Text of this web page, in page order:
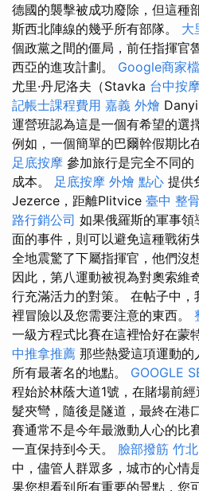
德國的襲擊被成功廢除，但這種
斯西北陣線的幾乎所有部隊。 大
個政黨之間的僵局，前任指揮官
西亞的進攻計劃。 Google商家
尤里·丹尼洛夫（Stavka 台中按
記帳士課程費用 嘉義 外燴
運營班認為這是一個有希望的選
例如，一個簡單的巴爾幹假期比
足底按摩 參加旅行是完全不同
成本。 足底按摩 外燴 點心 提供
Jezerce，距離Plitvice 臺中 整
路行銷公司 如果俄羅斯的軍事
面的事件，則可以避免這種戰術
全地震驚了下屬指揮官，他們沒
因此，第八運動被視為對奧索維
行充滿活力的對策。 在帖子中
裡冒險以及您需要注意的東西。
一級方程式比賽在這裡恰好在蒙
中推拿推薦 那些熱愛這項運動
所有最著名的地點。 GOOGLE
程始於林蔭大道1號，在賭場前
髮夾彎，隨後是隧道，最終在港
賽通常不是今年最激動人心的比
一直保持到今天。 臉部撥筋 竹北
中，儘管人群眾多，城市的心情
果您想看到所有重要的景點，您